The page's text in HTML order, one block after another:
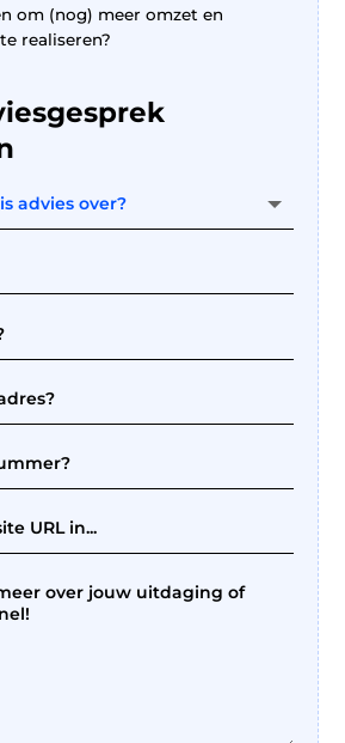
om (nog) meer omzet en
realiseren?